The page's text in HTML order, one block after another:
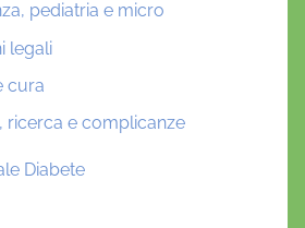
pediatria e micro
legali
cura
ricerca e complicanze
Diabete